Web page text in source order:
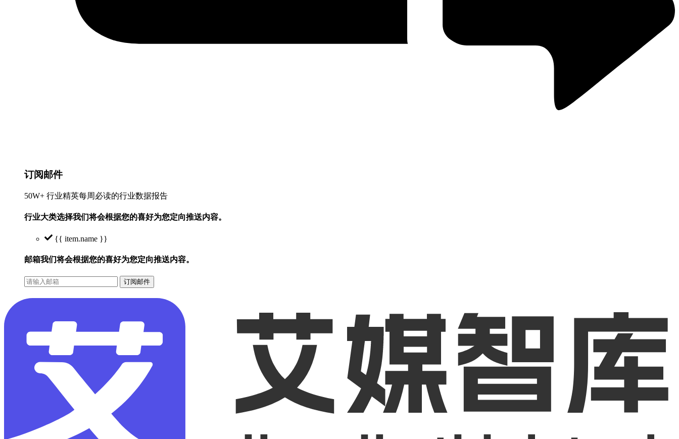
订阅邮件
50W+ 行业精英每周必读的行业数据报告
行业大类选择我们将会根据您的喜好为您定向推送内容。
{{ item.name }}
邮箱我们将会根据您的喜好为您定向推送内容。
订阅邮件